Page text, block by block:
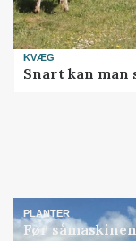
KVÆG
Snart kan
PLANTER
Før